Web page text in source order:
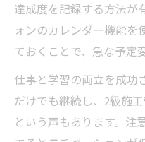
達成度を記録する方法が
ォンのカレンダー機能を
ておくことで、急な予定
仕事と学習の両立を成功
だけでも継続し、2級施
という声もあります。注